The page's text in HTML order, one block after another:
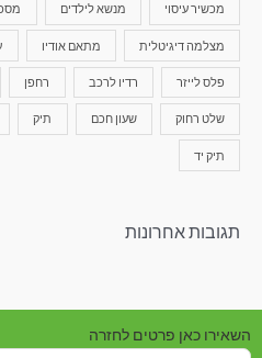
מכשיר עיסוי מנשא לילדים
מצלמה דיגיטלית מתאם אודיו
פלס לייזר רדיו לרכב רחפן
שלט רחוק שעון חכם תיק
תיק יד
תגובות אחרונות
השאירו כאן פרטים לחזרה